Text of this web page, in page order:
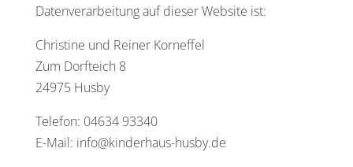
Datenverarbeitung auf dieser Website ist:
Christine und Reiner Korneffel
Zum Dorfteich 8
24975 Husby
Telefon: 04634 93340
E-Mail: info@kinderhaus-husby.de